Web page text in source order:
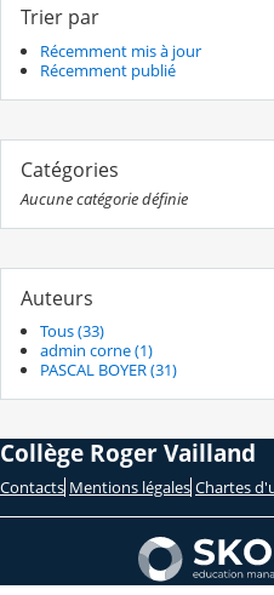
Trier par
Récemment mis à jour
Récemment publié
Catégories
Aucune catégorie définie
Auteurs
Tous (33)
admin corne (1)
PASCAL BOYER (31)
Collège Roger Vailland
Contacts Mentions légales Chartes